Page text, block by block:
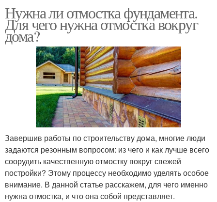
Нужна ли отмостка фундамента.
Для чего нужна отмостка вокруг
дома?
Завершив работы по строительству дома, многие люди
задаются резонным вопросом: из чего и как лучше всего
соорудить качественную отмостку вокруг свежей
постройки? Этому процессу необходимо уделять особое
внимание. В данной статье расскажем, для чего именно
нужна отмостка, и что она собой представляет.